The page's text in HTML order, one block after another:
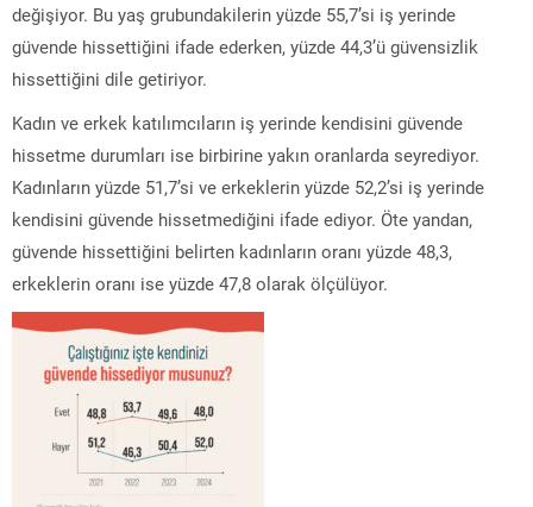
değişiyor. Bu yaş grubundakilerin yüzde 55,7’si iş yerinde
güvende hissettiğini ifade ederken, yüzde 44,3’ü güvensizlik
hissettiğini dile getiriyor.
Kadın ve erkek katılımcıların iş yerinde kendisini güvende
hissetme durumları ise birbirine yakın oranlarda seyrediyor.
Kadınların yüzde 51,7’si ve erkeklerin yüzde 52,2’si iş yerinde
kendisini güvende hissetmediğini ifade ediyor. Öte yandan,
güvende hissettiğini belirten kadınların oranı yüzde 48,3,
erkeklerin oranı ise yüzde 47,8 olarak ölçülüyor.